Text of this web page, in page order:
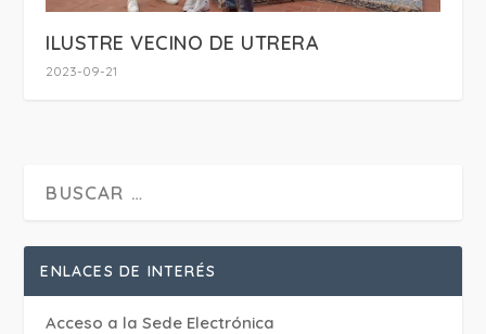
ILUSTRE VECINO DE UTRERA
2023-09-21
ENLACES DE INTERÉS
Acceso a la Sede Electrónica